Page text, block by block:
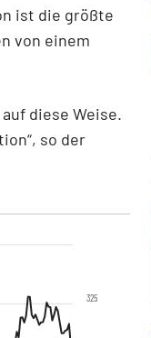
ist die größte
von einem
diese Weise.
so der
325